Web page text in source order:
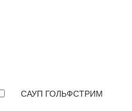
САУП ГОЛЬФСТРИМ